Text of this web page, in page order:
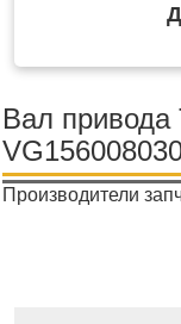
Вал
Производители